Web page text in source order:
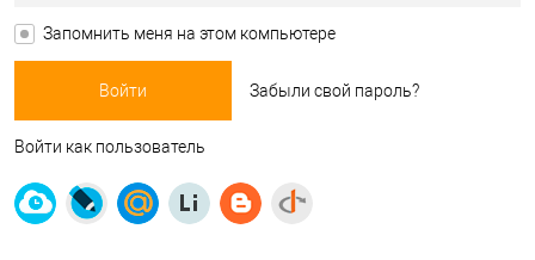
Запомнить меня на этом компьютере
Забыли свой пароль?
Войти как пользователь